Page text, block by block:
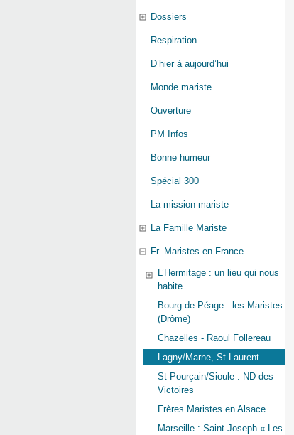
Dossiers
Respiration
D’hier à aujourd’hui
Monde mariste
Ouverture
PM Infos
Bonne humeur
Spécial 300
La mission mariste
La Famille Mariste
Fr. Maristes en France
L’Hermitage : un lieu qui nous
habite
Bourg-de-Péage : les Maristes
(Drôme)
Chazelles - Raoul Follereau
Lagny/Marne, St-Laurent
St-Pourçain/Sioule : ND des
Victoires
Frères Maristes en Alsace
Marseille : Saint-Joseph « Les